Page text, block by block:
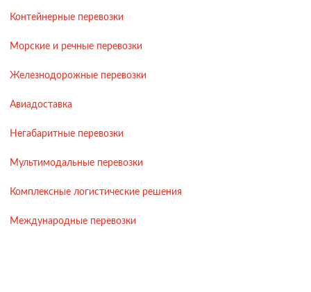
Контейнерные перевозки
Морские и речные перевозки
Железнодорожные перевозки
Авиадоставка
Негабаритные перевозки
Мультимодальные перевозки
Комплексные логистические решения
Международные перевозки